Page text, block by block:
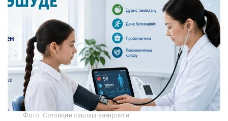
Фото: Соғлиқни сақлаш вазирлиги